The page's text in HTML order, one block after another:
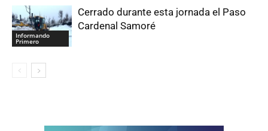
Informando
Primero
Cerrado durante esta jornada el Paso
Cardenal Samoré